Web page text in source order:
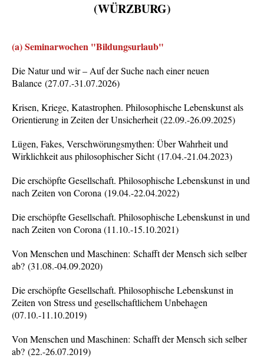
(WÜRZBURG)
(a) Seminarwochen "Bildungsurlaub"
Die Natur und wir – Auf der Suche nach einer neuen
Balance (27.07.-31.07.2026)
Krisen, Kriege, Katastrophen. Philosophische Lebenskunst als
Orientierung in Zeiten der Unsicherheit (22.09.-26.09.2025)
Lügen, Fakes, Verschwörungsmythen: Über Wahrheit und
Wirklichkeit aus philosophischer Sicht (17.04.-21.04.2023)
Die erschöpfte Gesellschaft. Philosophische Lebenskunst in und
nach Zeiten von Corona (19.04.-22.04.2022)
Die erschöpfte Gesellschaft. Philosophische Lebenskunst in und
nach Zeiten von Corona (11.10.-15.10.2021)
Von Menschen und Maschinen: Schafft der Mensch sich selber
ab? (31.08.-04.09.2020)
Die erschöpfte Gesellschaft. Philosophische Lebenskunst in
Zeiten von Stress und gesellschaftlichem Unbehagen
(07.10.-11.10.2019)
Von Menschen und Maschinen: Schafft der Mensch sich selber
ab? (22.-26.07.2019)